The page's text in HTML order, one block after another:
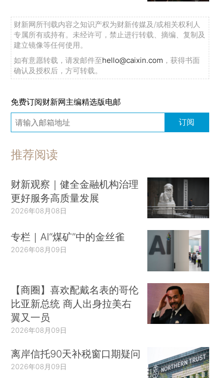
财新网所刊载内容之知识产权为财新传媒及/或相关权利人
专属所有或持有。未经许可，禁止进行转载、摘编、复制及
建立镜像等任何使用。
如有意愿转载，请发邮件至hello@caixin.com ，获得书面
确认及授权后，方可转载。
免费订阅财新网主编精选版电邮
订阅
推荐阅读
财新观察｜健全金融机构治理
更好服务高质量发展
2026年08月08日
专栏｜AI“煤矿”中的金丝雀
2026年08月09日
【商圈】喜欢配戴名表的哥伦
比亚新总统 商人出身拉美右
翼又一员
2026年08月09日
离岸信托90天补税窗口期疑问
2026年08月09日